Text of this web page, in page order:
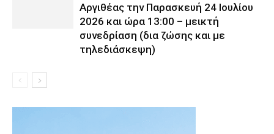
Αργιθέας την Παρασκευή 24 Ιουλίου
2026 και ώρα 13:00 – μεικτή
συνεδρίαση (δια ζώσης και με
τηλεδιάσκεψη)